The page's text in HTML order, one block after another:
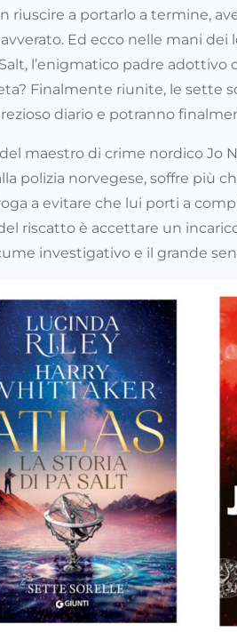
riuscire a portarlo a termine,
Ed ecco nelle mani
l’enigmatico padre
Finalmente riunite, le sette
diario e potranno
maestro di crime nordico Jo
polizia norvegese, soffre più
a evitare che lui porti a
riscatto è accettare un
investigativo e il grande